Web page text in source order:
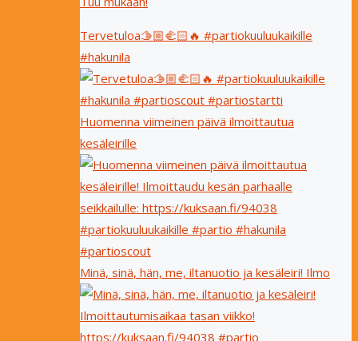
Tervetuloa🫱🏼‍🫲🏻🔥 #partiokuuluukaikille
#hakunila
Huomenna viimeinen päivä ilmoittautua
kesäleirille
Minä, sinä, hän, me, iltanuotio ja kesäleiri! Ilmo